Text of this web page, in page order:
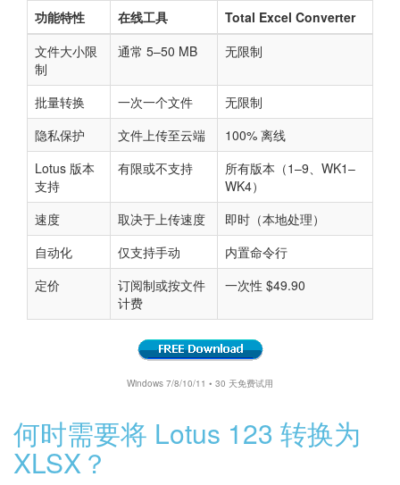
功能特性 在线工具
Total Excel Converter
文件大小限
制
通常 5–50 MB 无限制
批量转换 一次一个文件
无限制
隐私保护
文件上传至云端
100% 离线
Lotus 版本
支持
有限或不支持
所有版本（1–9、WK1–
WK4）
速度
取决于上传速度
即时（本地处理）
自动化
仅支持手动
内置命令行
定价
订阅制或按文件
计费
一次性 $49.90
Windows 7/8/10/11 • 30 天免费试用
何时需要将 Lotus 123 转换为
XLSX？